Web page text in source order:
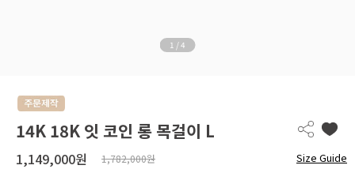
1 /4
14K 18K 잇 코인 롱 목걸이 L
1,149,000원 1,782,000원 Size Guide